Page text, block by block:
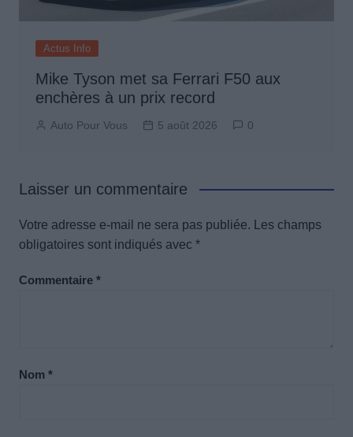
Actus Info
Mike Tyson met sa Ferrari F50 aux
enchères à un prix record
Auto Pour Vous 5 août 2026 0
Laisser un commentaire
Votre adresse e-mail ne sera pas publiée.
Les champs
obligatoires sont indiqués avec *
Commentaire *
Nom *